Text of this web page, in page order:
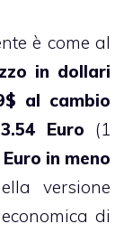
è come al
in dollari
al cambio
Euro (1
in meno
versione
di